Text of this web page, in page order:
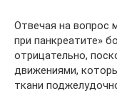
Отвечая на вопрос
при панкреатите»
отрицательно,
движениями,
ткани